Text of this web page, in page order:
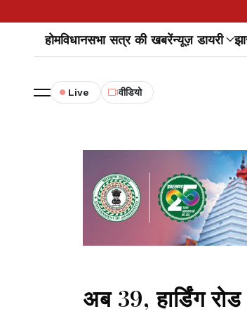
होमविधानसभा सत्र की खबरेंन्यूज़ डायरी
Live वीडियो
अब 39, हार्डिंग